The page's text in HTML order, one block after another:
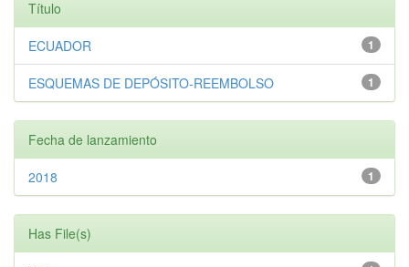
Título
1
ECUADOR
1
ESQUEMAS DE DEPÓSITO-REEMBOLSO
Fecha de lanzamiento
1
2018
Has File(s)